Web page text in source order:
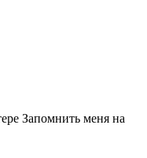
Запомнить меня на